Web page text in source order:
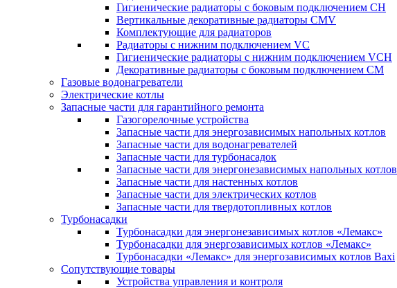
Гигиенические радиаторы c боковым подключением CH
Вертикальные декоративные радиаторы CMV
Комплектующие для радиаторов
Радиаторы c нижним подключением VC
Гигиенические радиаторы c нижним подключением VCH
Декоративные радиаторы с боковым подключением CM
Газовые водонагреватели
Электрические котлы
Запасные части для гарантийного ремонта
Газогорелочные устройства
Запасные части для энергозависимых напольных котлов
Запасные части для водонагревателей
Запасные части для турбонасадок
Запасные части для энергонезависимых напольных котлов
Запасные части для настенных котлов
Запасные части для электрических котлов
Запасные части для твердотопливных котлов
Турбонасадки
Турбонасадки для энергонезависимых котлов «Лемакс»
Турбонасадки для энергозависимых котлов «Лемакс»
Турбонасадки «Лемакс» для энергозависимых котлов Baxi
Сопутствующие товары
Устройства управления и контроля